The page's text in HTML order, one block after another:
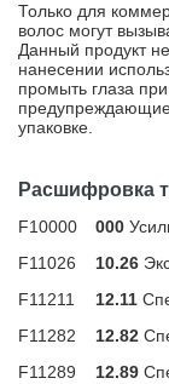
Только для
волос могут
Данный продукт
нанесении
промыть глаза
упаковке.
Расшифровка
F10000 000
F11026
10.26
F11211
12.11
F11282
12.82
F11289
12.89